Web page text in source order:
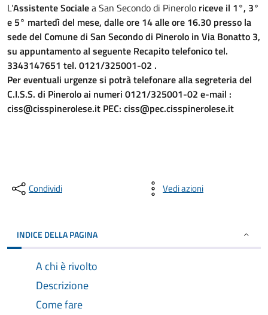
L'Assistente Socialea San Secondo di Pinerolo riceve il 1°, 3°
e 5° martedì del mese, dalle ore 14 alle ore 16.30 presso la
sede del Comune di San Secondo di Pinerolo in Via Bonatto 3,
su appuntamento al seguente Recapito telefonico tel.
3343147651 tel. 0121/325001-02 .
Per eventuali urgenze si potrà telefonare alla segreteria del
C.I.S.S. di Pinerolo ai numeri 0121/325001-02 e-mail :
ciss@cisspinerolese.it PEC: ciss@pec.cisspinerolese.it
Condividi Vedi azioni
INDICE DELLA PAGINA
A chi è rivolto
Descrizione
Come fare